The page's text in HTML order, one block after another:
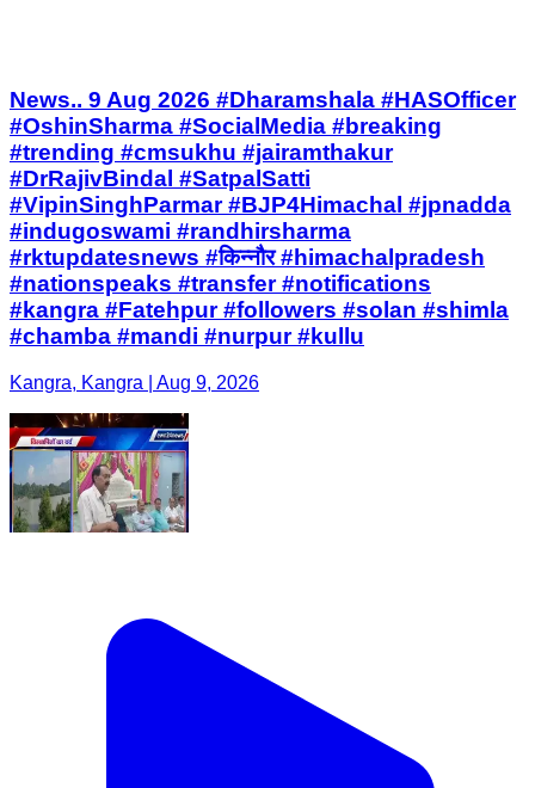
News.. 9 Aug 2026 #Dharamshala #HASOfficer
#OshinSharma #SocialMedia #breaking
#trending #cmsukhu #jairamthakur
#DrRajivBindal #SatpalSatti
#VipinSinghParmar #BJP4Himachal #jpnadda
#indugoswami #randhirsharma
#rktupdatesnews #किन्नौर #himachalpradesh
#nationspeaks #transfer #notifications
#kangra #Fatehpur #followers #solan #shimla
#chamba #mandi #nurpur #kullu
Kangra, Kangra | Aug 9, 2026